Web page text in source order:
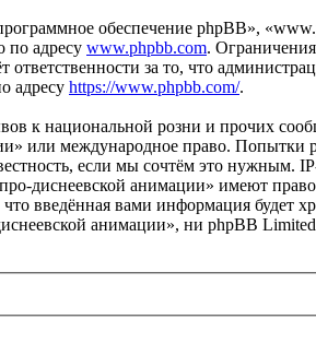
обеспечение phpBB»,
по адресу www.phpbb.com.
за то, что
адресу https://www.phpbb.com/.
к национальной розни и прочих
или международное право. Попытки
если мы сочтём это нужным.
диснеевской анимации» имеют право
введённая вами информация будет
анимации», ни phpBB